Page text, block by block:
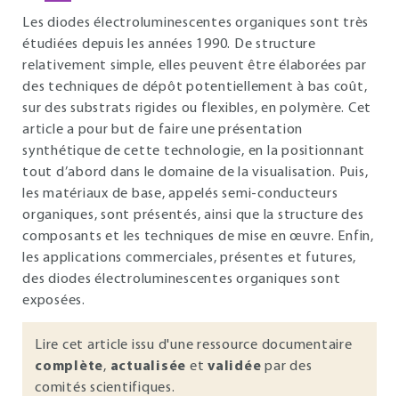
Les diodes électroluminescentes organiques sont très
étudiées depuis les années 1990. De structure
relativement simple, elles peuvent être élaborées par
des techniques de dépôt potentiellement à bas coût,
sur des substrats rigides ou flexibles, en polymère. Cet
article a pour but de faire une présentation
synthétique de cette technologie, en la positionnant
tout d’abord dans le domaine de la visualisation. Puis,
les matériaux de base, appelés semi-conducteurs
organiques, sont présentés, ainsi que la structure des
composants et les techniques de mise en œuvre. Enfin,
les applications commerciales, présentes et futures,
des diodes électroluminescentes organiques sont
exposées.
Lire cet article issu d'une ressource documentaire
complète, actualisée et validée par des
comités scientifiques.